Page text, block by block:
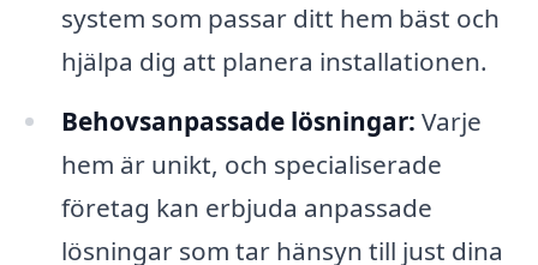
system som passar ditt hem bäst och
hjälpa dig att planera installationen.
Behovsanpassade lösningar: Varje
hem är unikt, och specialiserade
företag kan erbjuda anpassade
lösningar som tar hänsyn till just dina